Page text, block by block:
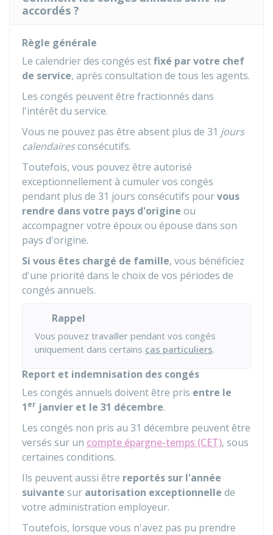
accordés ?
Règle générale
Le calendrier des congés estfixé par votre chef
de service, après consultation de tous les agents.
Les congés peuvent être fractionnés dans
l'intérêt du service.
Vous ne pouvez pas être absent plus de 31 jours
calendairesconsécutifs.
Toutefois, vous pouvez être autorisé
exceptionnellement à cumuler vos congés
pendant plus de 31 jours consécutifs pourvous
rendre dans votre pays d'origine ou
accompagner votre époux ou épouse dans son
pays d'origine.
Si vous êtes chargé de famille, vous bénéficiez
d'une priorité dans le choix de vos périodes de
congés annuels.
Rappel
Vous pouvez travailler pendant vos congés
uniquement dans certains cas particuliers.
Report et indemnisation des congés
Les congés annuels doivent être pris entre le
1er janvier et le 31 décembre.
Les congés non pris au 31 décembre peuvent être
versés sur un compte épargne-temps (CET), sous
certaines conditions.
Ils peuvent aussi être reportés sur l'année
suivante sur autorisation exceptionnelle de
votre administration employeur.
Toutefois, lorsque vous n'avez pas pu prendre